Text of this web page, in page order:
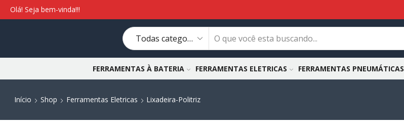
Olá! Seja bem-vinda!!!
FERRAMENTAS À BATERIA FERRAMENTAS ELETRICAS FERRAMENTAS PNEUMÁTICAS
Início Shop Ferramentas Eletricas Lixadeira-Politriz